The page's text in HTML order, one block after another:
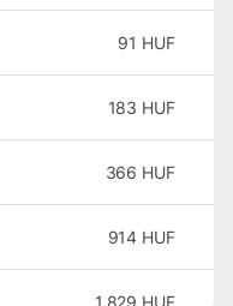
91 HUF
183 HUF
366 HUF
914 HUF